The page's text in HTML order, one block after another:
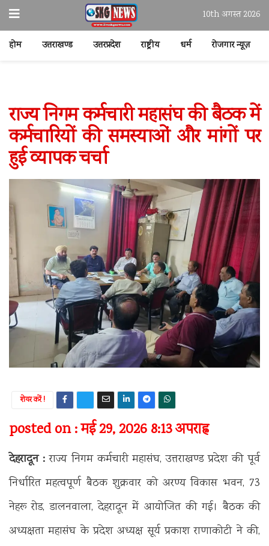
10th अगस्त 2026
होम उत्तराखण्ड उत्तरप्रदेश राष्ट्रीय धर्म रोजगार न्यूज़
राज्य निगम कर्मचारी महासंघ की बैठक में
कर्मचारियों की समस्याओं और मांगों पर
हुई व्यापक चर्चा
शेयर करें !
posted on : मई 29, 2026 8:13 अपराह्न
देहरादून :राज्य निगम कर्मचारी महासंघ, उत्तराखण्ड प्रदेश की पूर्व
निर्धारित महत्वपूर्ण बैठक शुक्रवार को अरण्य विकास भवन, 73
नेहरू रोड, डालनवाला, देहरादून में आयोजित की गई। बैठक की
अध्यक्षता महासंघ के प्रदेश अध्यक्ष सूर्य प्रकाश राणाकोटी ने की,